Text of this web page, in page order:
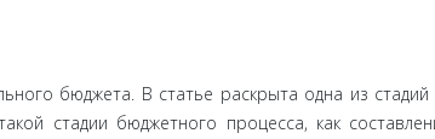
бюджета. В статье раскрыта одна из
стадии бюджетного процесса, как